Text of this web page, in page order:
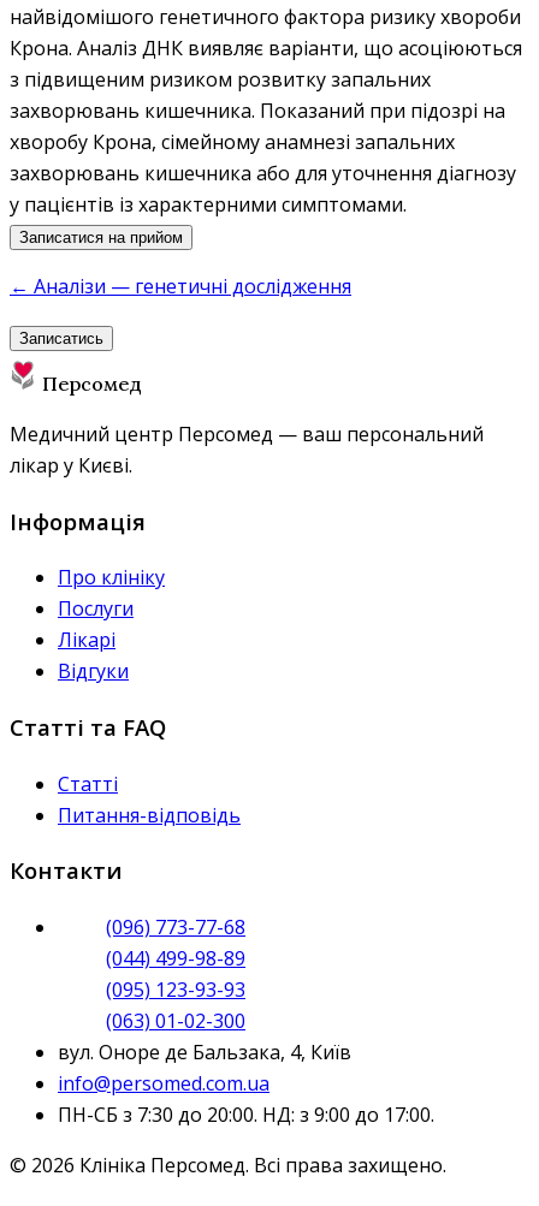
найвідомішого генетичного фактора ризику хвороби
Крона. Аналіз ДНК виявляє варіанти, що асоціюються
з підвищеним ризиком розвитку запальних
захворювань кишечника. Показаний при підозрі на
хворобу Крона, сімейному анамнезі запальних
захворювань кишечника або для уточнення діагнозу
у пацієнтів із характерними симптомами.
Записатися на прийом
← Аналізи — генетичні дослідження
Записатись
Персомед
Медичний центр Персомед — ваш персональний
лікар у Києві.
Інформація
Про клініку
Послуги
Лікарі
Відгуки
Статті та FAQ
Статті
Питання-відповідь
Контакти
(096) 773-77-68
(044) 499-98-89
(095) 123-93-93
(063) 01-02-300
вул. Оноре де Бальзака, 4, Київ
info@persomed.com.ua
ПН-СБ з 7:30 до 20:00. НД: з 9:00 до 17:00.
© 2026 Клініка Персомед. Всі права захищено.